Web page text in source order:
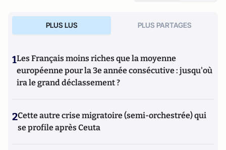
PLUS LUS PLUS PARTAGES
1Les Français moins riches que la moyenne
européenne pour la 3e année consécutive : jusqu'où
ira le grand déclassement ?
2Cette autre crise migratoire (semi-orchestrée) qui
se profile après Ceuta